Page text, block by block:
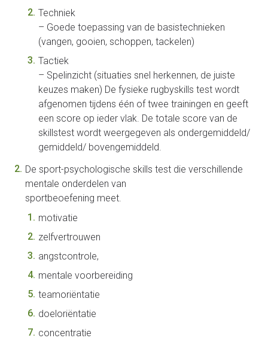
Techniek
– Goede toepassing van de basistechnieken
(vangen, gooien, schoppen, tackelen)
Tactiek
– Spelinzicht (situaties snel herkennen, de juiste
keuzes maken) De fysieke rugbyskills test wordt
afgenomen tijdens één of twee trainingen en geeft
een score op ieder vlak. De totale score van de
skillstest wordt weergegeven als ondergemiddeld/
gemiddeld/ bovengemiddeld.
De sport-psychologische skills test die verschillende
mentale onderdelen van
sportbeoefening meet.
motivatie
zelfvertrouwen
angstcontrole,
mentale voorbereiding
teamoriëntatie
doeloriëntatie
concentratie